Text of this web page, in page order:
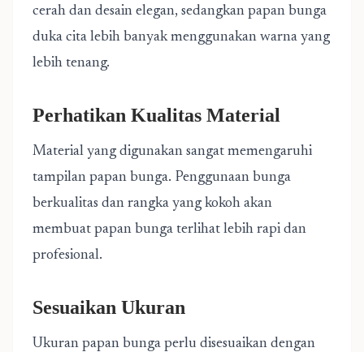
cerah dan desain elegan, sedangkan papan bunga
duka cita lebih banyak menggunakan warna yang
lebih tenang.
Perhatikan Kualitas Material
Material yang digunakan sangat memengaruhi
tampilan papan bunga. Penggunaan bunga
berkualitas dan rangka yang kokoh akan
membuat papan bunga terlihat lebih rapi dan
profesional.
Sesuaikan Ukuran
Ukuran papan bunga perlu disesuaikan dengan